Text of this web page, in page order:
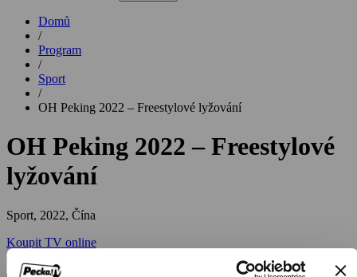
Domů
/
Program
/
Sport
/
OH Peking 2022 – Freestylové lyžování
OH Peking 2022 – Freestylové
lyžování
Sport, 2022, Čína
Koupit TV online
Hodnocení: